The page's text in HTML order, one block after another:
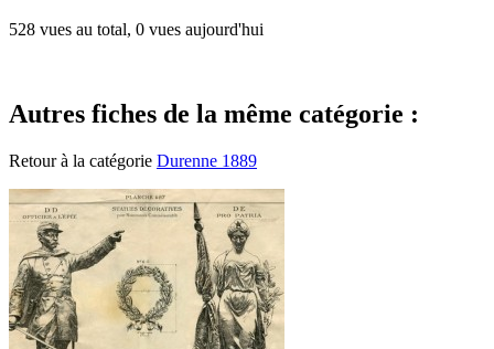
528 vues au total, 0 vues aujourd'hui
Autres fiches de la même catégorie :
Retour à la catégorie Durenne 1889